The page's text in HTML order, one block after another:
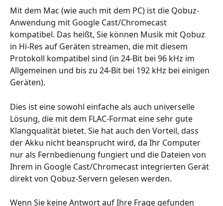
Mit dem Mac (wie auch mit dem PC) ist die Qobuz-
Anwendung mit Google Cast/Chromecast
kompatibel. Das heißt, Sie können Musik mit Qobuz
in Hi-Res auf Geräten streamen, die mit diesem
Protokoll kompatibel sind (in 24-Bit bei 96 kHz im
Allgemeinen und bis zu 24-Bit bei 192 kHz bei einigen
Geräten).
Dies ist eine sowohl einfache als auch universelle
Lösung, die mit dem FLAC-Format eine sehr gute
Klangqualität bietet. Sie hat auch den Vorteil, dass
der Akku nicht beansprucht wird, da Ihr Computer
nur als Fernbedienung fungiert und die Dateien von
Ihrem in Google Cast/Chromecast integrierten Gerät
direkt von Qobuz-Servern gelesen werden.
Wenn Sie keine Antwort auf Ihre Frage gefunden